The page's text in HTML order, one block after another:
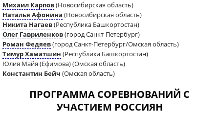
Михаил Карпов(Новосибирская область)
Наталья Афонина (Новосибирская область)
Никита Нагаев(Республика Башкортостан)
Олег Гавриленков(город Санкт-Петербург)
Роман Федяев(город Санкт-Петербург/Омская область)
Тимур Хаматшин (Республика Башкортостан)
Юлия Майя (Ефимова) (Омская область)
Константин Бейч (Омская область)
ПРОГРАММА СОРЕВНОВАНИЙ С
УЧАСТИЕМ РОССИЯН